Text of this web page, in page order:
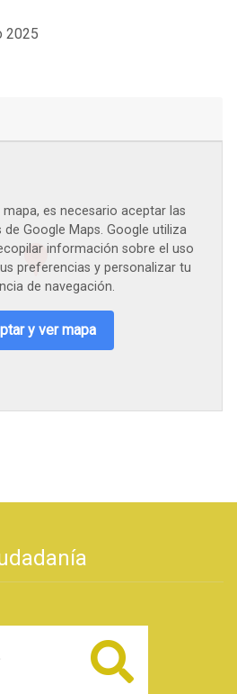
2025
mapa, es necesario aceptar las
Google Maps. Google utiliza
información sobre el uso
preferencias y personalizar tu
de navegación.
y ver mapa
Buscar